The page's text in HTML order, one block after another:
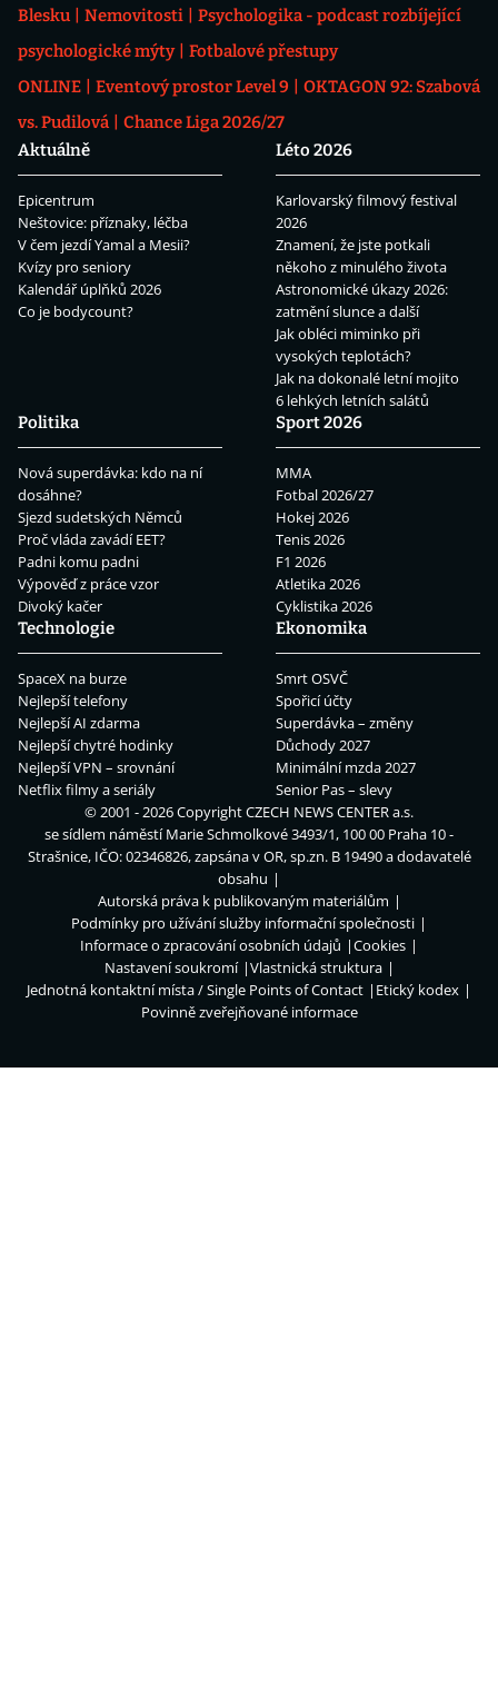
Blesku
Nemovitosti
Psychologika - podcast rozbíjející
psychologické mýty
Fotbalové přestupy
ONLINE
Eventový prostor Level 9
OKTAGON 92: Szabová
vs. Pudilová
Chance Liga 2026/27
Aktuálně
Epicentrum
Neštovice: příznaky, léčba
V čem jezdí Yamal a Mesii?
Kvízy pro seniory
Kalendář úplňků 2026
Co je bodycount?
Léto 2026
Karlovarský filmový festival
2026
Znamení, že jste potkali
někoho z minulého života
Astronomické úkazy 2026:
zatmění slunce a další
Jak obléci miminko při
vysokých teplotách?
Jak na dokonalé letní mojito
6 lehkých letních salátů
Politika
Nová superdávka: kdo na ní
dosáhne?
Sjezd sudetských Němců
Proč vláda zavádí EET?
Padni komu padni
Výpověď z práce vzor
Divoký kačer
Sport 2026
MMA
Fotbal 2026/27
Hokej 2026
Tenis 2026
F1 2026
Atletika 2026
Cyklistika 2026
Technologie
SpaceX na burze
Nejlepší telefony
Nejlepší AI zdarma
Nejlepší chytré hodinky
Nejlepší VPN – srovnání
Netflix filmy a seriály
Ekonomika
Smrt OSVČ
Spořicí účty
Superdávka – změny
Důchody 2027
Minimální mzda 2027
Senior Pas – slevy
© 2001 - 2026 CopyrightCZECH NEWS CENTER a.s.
se sídlem náměstí Marie Schmolkové 3493/1, 100 00 Praha 10 -
Strašnice, IČO: 02346826, zapsána v OR, sp.zn. B 19490 a dodavatelé
obsahu
Autorská práva k publikovaným materiálům
Podmínky pro užívání služby informační společnosti
Informace o zpracování osobních údajů
Cookies
Nastavení soukromí
Vlastnická struktura
Jednotná kontaktní místa / Single Points of Contact
Etický kodex
Povinně zveřejňované informace